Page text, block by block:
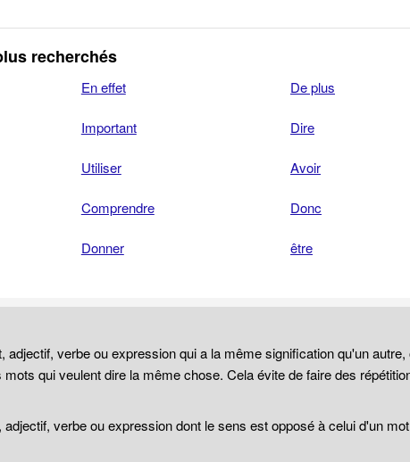
recherchés
En effet De plus
Important Dire
Utiliser Avoir
Comprendre Donc
Donner être
adjectif, verbe ou expression qui a la même signification qu'un
qui veulent dire la même chose. Cela évite de faire des
verbe ou expression dont le sens est opposé à celui d'un